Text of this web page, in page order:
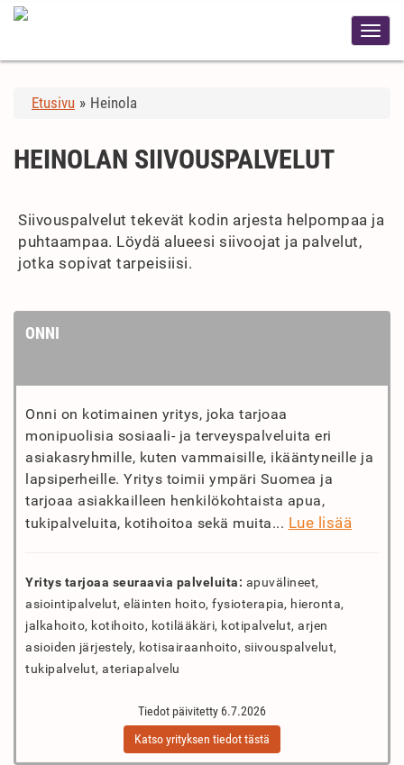
Etusivu » Heinola
HEINOLAN SIIVOUSPALVELUT
Siivouspalvelut tekevät kodin arjesta helpompaa ja
puhtaampaa. Löydä alueesi siivoojat ja palvelut,
jotka sopivat tarpeisiisi.
ONNI
Onni on kotimainen yritys, joka tarjoaa
monipuolisia sosiaali- ja terveyspalveluita eri
asiakasryhmille, kuten vammaisille, ikääntyneille ja
lapsiperheille. Yritys toimii ympäri Suomea ja
tarjoaa asiakkailleen henkilökohtaista apua,
tukipalveluita, kotihoitoa sekä muita... Lue lisää
Yritys tarjoaa seuraavia palveluita: apuvälineet,
asiointipalvelut, eläinten hoito, fysioterapia, hieronta,
jalkahoito, kotihoito, kotilääkäri, kotipalvelut, arjen
asioiden järjestely, kotisairaanhoito, siivouspalvelut,
tukipalvelut, ateriapalvelu
Tiedot päivitetty 6.7.2026
Katso yrityksen tiedot tästä